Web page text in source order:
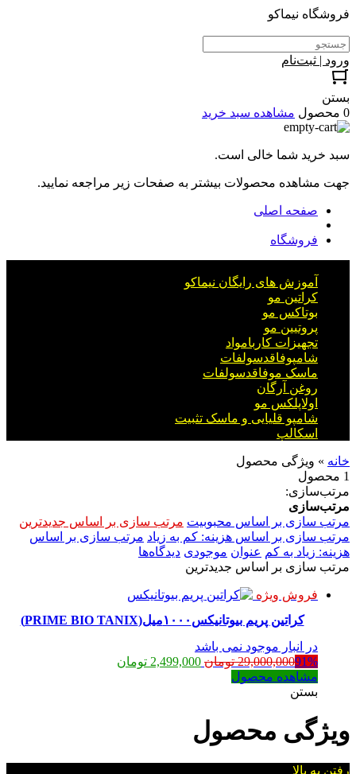
فروشگاه نیماکو
ورود | ثبت‌نام
بستن
0 محصول
مشاهده سبد خرید
سبد خرید شما خالی است.
جهت مشاهده محصولات بیشتر به صفحات زیر مراجعه نمایید.
صفحه اصلی
فروشگاه
آموزش های رایگان نیماکو
کراتین مو
بوتاکس مو
پروتیین مو
تجهیزات کاربامواد
شامپوفاقدسولفات
ماسک موفاقدسولفات
روغن آرگان
اولاپلکس مو
شامپو قلیایی و ماسک تثبیت
اسکالپ
خانه » ویژگی محصول
1 محصول
مرتب‌سازی:
مرتب‌سازی
مرتب سازی بر اساس محبوبیت مرتب سازی بر اساس جدیدترین
مرتب سازی بر اساس هزینه: کم به زیاد مرتب سازی بر اساس
هزینه: زیاد به کم عنوان موجودی دیدگاه‌ها
مرتب سازی بر اساس جدیدترین
فروش ویژه
کراتین پریم بیوتانیکس۱۰۰۰میل(PRIME BIO TANIX)
در انبار موجود نمی باشد
91%
29,000,000 تومان قیمت
2,499,000 تومان
مشاهده محصول
بستن
ویژگی محصول
رفتن به بالا